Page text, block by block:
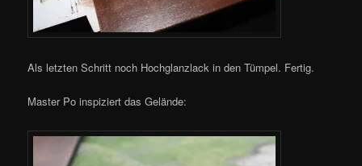
Als letzten Schritt noch Hochglanzlack in den Tümpel. Fertig.
Master Po inspiziert das Gelände: